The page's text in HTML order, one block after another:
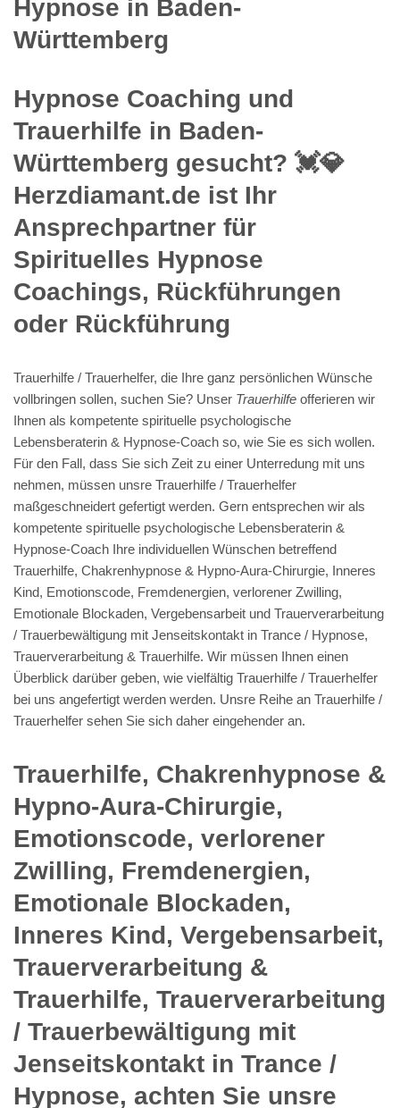
Hypnose in Baden-
Württemberg
Hypnose Coaching und
Trauerhilfe in Baden-
Württemberg gesucht? 💓️💎
Herzdiamant.de ist Ihr
Ansprechpartner für
Spirituelles Hypnose
Coachings, Rückführungen
oder Rückführung
Trauerhilfe / Trauerhelfer, die Ihre ganz persönlichen Wünsche
vollbringen sollen, suchen Sie? Unser Trauerhilfe offerieren wir
Ihnen als kompetente spirituelle psychologische
Lebensberaterin & Hypnose-Coach so, wie Sie es sich wollen.
Für den Fall, dass Sie sich Zeit zu einer Unterredung mit uns
nehmen, müssen unsre Trauerhilfe / Trauerhelfer
maßgeschneidert gefertigt werden. Gern entsprechen wir als
kompetente spirituelle psychologische Lebensberaterin &
Hypnose-Coach Ihre individuellen Wünschen betreffend
Trauerhilfe, Chakrenhypnose & Hypno-Aura-Chirurgie, Inneres
Kind, Emotionscode, Fremdenergien, verlorener Zwilling,
Emotionale Blockaden, Vergebensarbeit und Trauerverarbeitung
/ Trauerbewältigung mit Jenseitskontakt in Trance / Hypnose,
Trauerverarbeitung & Trauerhilfe. Wir müssen Ihnen einen
Überblick darüber geben, wie vielfältig Trauerhilfe / Trauerhelfer
bei uns angefertigt werden werden. Unsre Reihe an Trauerhilfe /
Trauerhelfer sehen Sie sich daher eingehender an.
Trauerhilfe, Chakrenhypnose &
Hypno-Aura-Chirurgie,
Emotionscode, verlorener
Zwilling, Fremdenergien,
Emotionale Blockaden,
Inneres Kind, Vergebensarbeit,
Trauerverarbeitung &
Trauerhilfe, Trauerverarbeitung
/ Trauerbewältigung mit
Jenseitskontakt in Trance /
Hypnose, achten Sie unsre